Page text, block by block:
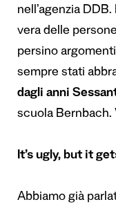
nell’agenzia
vera delle
persino
sempre stati
dagli anni
scuola Bernbach.
It’s ugly, but it
Abbiamo già